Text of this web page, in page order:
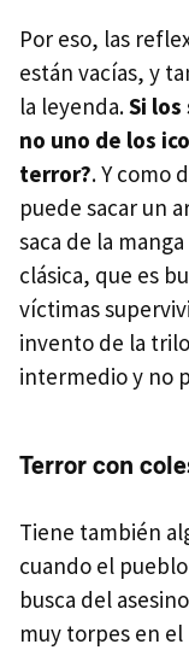
Por eso, las
están vacías, y
la leyenda.Si
no uno de los
terror?. Y como
puede sacar un
saca de la
clásica, que es
víctimas
invento de la
intermedio y no
Terror con
Tiene también
cuando el
busca del
muy torpes en